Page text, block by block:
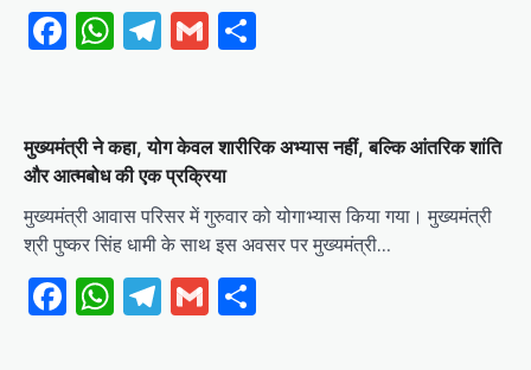
Facebook
WhatsApp
Telegram
Gmail
मुख्यमंत्री ने कहा, योग केवल शारीरिक अभ्यास नहीं, बल्कि आंतरिक शांति
और आत्मबोध की एक प्रक्रिया
मुख्यमंत्री आवास परिसर में गुरुवार को योगाभ्यास किया गया। मुख्यमंत्री
श्री पुष्कर सिंह धामी के साथ इस अवसर पर मुख्यमंत्री…
Facebook
WhatsApp
Telegram
Gmail